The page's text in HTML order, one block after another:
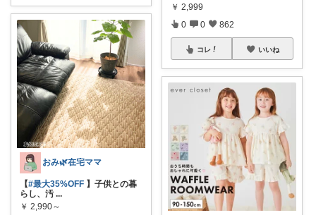
おみ🌿在宅ママ
【#最大35%OFF 】子供との暮
らし、汚 ...
￥ 2,990～
￥ 2,999
0 0 862
コレ いいね